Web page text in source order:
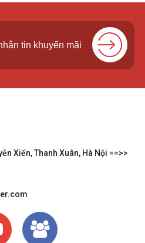
Xiển, Thanh Xuân, Hà Nội ==>>